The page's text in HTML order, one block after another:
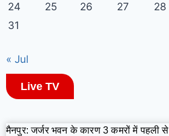
24
25 26 27 28
31
« Jul
Live TV
मैनपुर: जर्जर भवन के कारण 3 कमरों में पहली से